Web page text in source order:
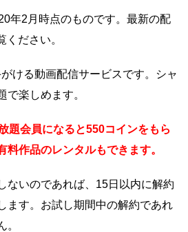
年2月時点のものです。最新の配
ください。
ける動画配信サービスです。シャ
で楽しめます。
題会員になると550コインをもら
料作品のレンタルもできます。
ないのであれば、15日以内に解約
ます。お試し期間中の解約であれ
。